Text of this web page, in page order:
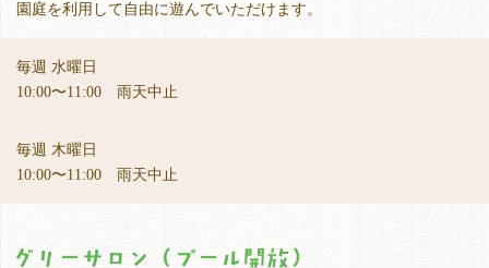
園庭を利用して自由に遊んでいただけます。
毎週 水曜日
10:00〜11:00 雨天中止
毎週 木曜日
10:00〜11:00 雨天中止